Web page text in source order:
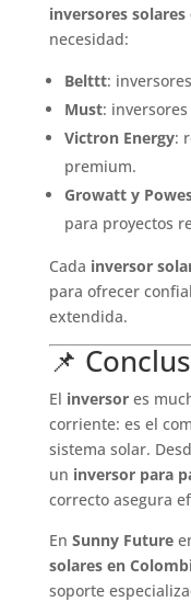
inversores
necesidad:
Belttt:
Must:
Victron Energy:
premium.
Growatt y
para proyectos
Cada inversor
para ofrecer
extendida.
📌
El inversores
corriente: es el
sistema solar.
un inversor para
correcto asegura
En Sunny Future
solares en
soporte